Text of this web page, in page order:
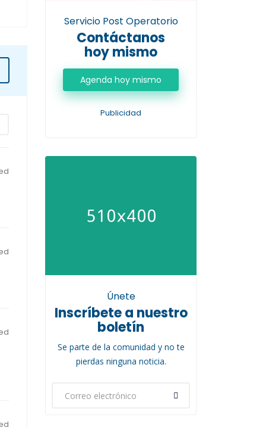
Servicio Post Operatorio
Contáctanos
hoy mismo
Agenda hoy mismo
Publicidad
Únete
Inscríbete a nuestro
boletín
Se parte de la comunidad y no te
pierdas ninguna noticia.